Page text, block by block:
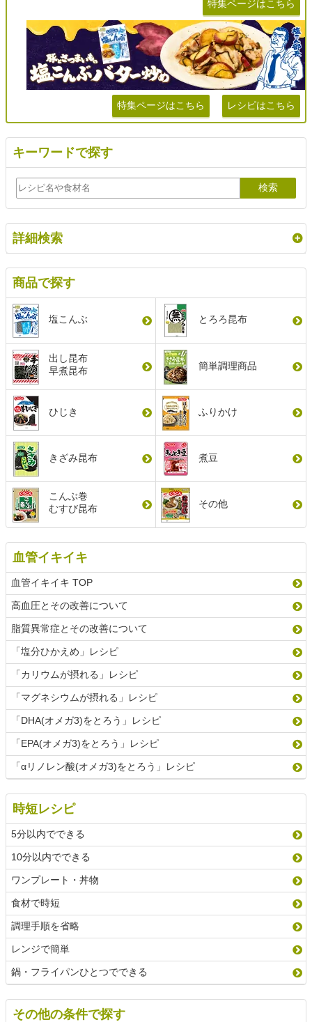
特集ページはこちら
特集ページはこちら レシピはこちら
キーワードで探す
詳細検索
商品で探す
塩こんぶ とろろ昆布
出し昆布
早煮昆布
簡単調理商品
ひじき ふりかけ
きざみ昆布 煮豆
こんぶ巻
むすび昆布
その他
血管イキイキ
血管イキイキ TOP
高血圧とその改善について
脂質異常症とその改善について
「塩分ひかえめ」レシピ
「カリウムが摂れる」レシピ
「マグネシウムが摂れる」レシピ
「DHA(オメガ3)をとろう」レシピ
「EPA(オメガ3)をとろう」レシピ
「αリノレン酸(オメガ3)をとろう」レシピ
時短レシピ
5分以内でできる
10分以内でできる
ワンプレート・丼物
食材で時短
調理手順を省略
レンジで簡単
鍋・フライパンひとつでできる
その他の条件で探す